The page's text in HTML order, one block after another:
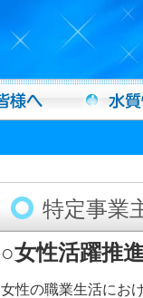
特定事業
○女性活躍推
女性の職業生活にお